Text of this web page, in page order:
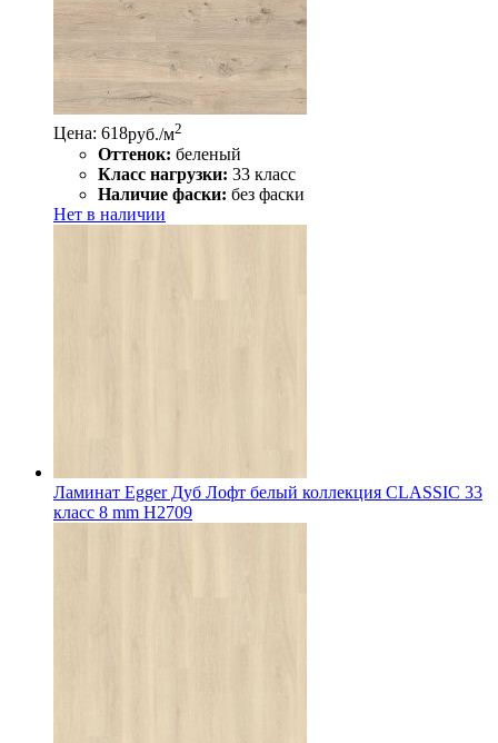
Цена: 618руб./м2
Оттенок: беленый
Класс нагрузки: 33 класс
Наличие фаски: без фаски
Нет в наличии
Ламинат Egger Дуб Лофт белый коллекция CLASSIC 33
класс 8 mm Н2709